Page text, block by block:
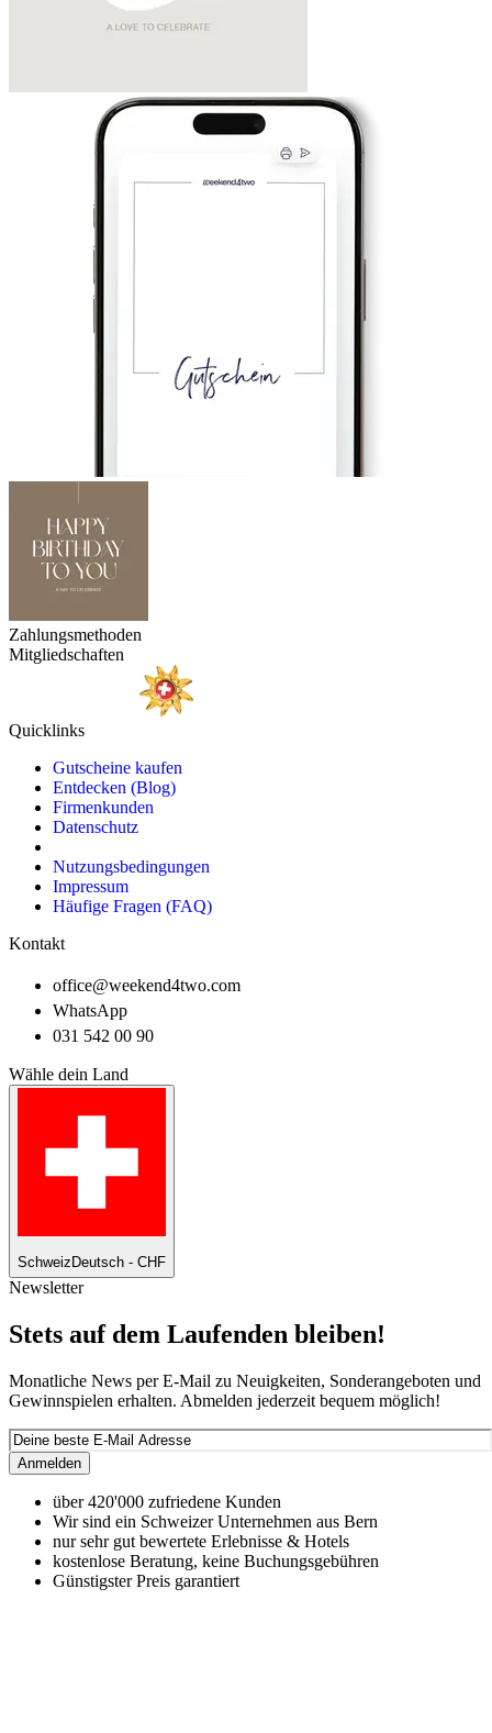
Zahlungsmethoden
Mitgliedschaften
Quicklinks
Gutscheine kaufen
Entdecken (Blog)
Firmenkunden
Datenschutz
Nutzungsbedingungen
Impressum
Häufige Fragen (FAQ)
Kontakt
office@weekend4two.com
WhatsApp
031 542 00 90
Wähle dein Land
Schweiz Deutsch - CHF
Newsletter
Stets auf dem Laufenden bleiben!
Monatliche News per E-Mail zu Neuigkeiten, Sonderangeboten und
Gewinnspielen erhalten. Abmelden jederzeit bequem möglich!
Anmelden
über 420'000 zufriedene Kunden
Wir sind ein Schweizer Unternehmen aus Bern
nur sehr gut bewertete Erlebnisse & Hotels
kostenlose Beratung, keine Buchungsgebühren
Günstigster Preis garantiert